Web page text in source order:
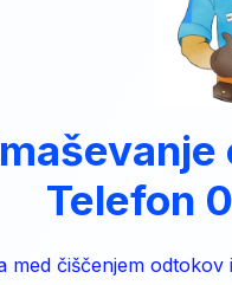
Telefon
med čiščenjem